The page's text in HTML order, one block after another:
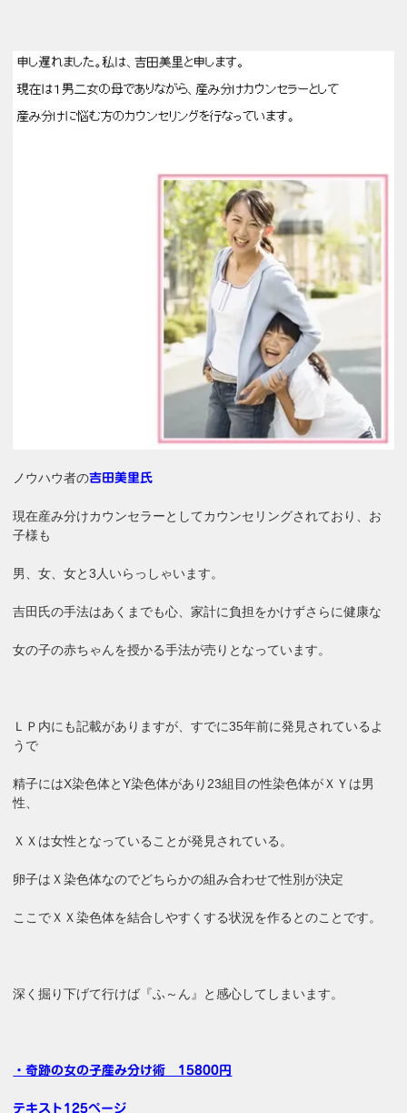
ノウハウ者の吉田美里氏
現在産み分けカウンセラーとしてカウンセリングされており、お
子様も
男、女、女と3人いらっしゃいます。
吉田氏の手法はあくまでも心、家計に負担をかけずさらに健康な
女の子の赤ちゃんを授かる手法が売りとなっています。
ＬＰ内にも記載がありますが、すでに35年前に発見されているよ
うで
精子にはX染色体とY染色体があり23組目の性染色体がＸＹは男
性、
ＸＸは女性となっていることが発見されている。
卵子はＸ染色体なのでどちらかの組み合わせで性別が決定
ここでＸＸ染色体を結合しやすくする状況を作るとのことです。
深く掘り下げて行けば『ふ～ん』と感心してしまいます。
・奇跡の女の子産み分け術 15800円
テキスト125ページ